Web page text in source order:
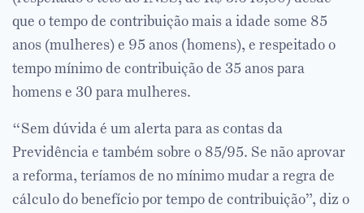
que o tempo de contribuição mais a idade some 85
anos (mulheres) e 95 anos (homens), e respeitado o
tempo mínimo de contribuição de 35 anos para
homens e 30 para mulheres.
“Sem dúvida é um alerta para as contas da
Previdência e também sobre o 85/95. Se não aprovar
a reforma, teríamos de no mínimo mudar a regra de
cálculo do benefício por tempo de contribuição”, diz o